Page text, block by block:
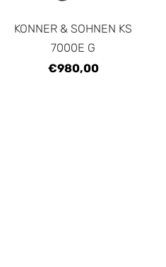
KONNER & SOHNEN KS
7000E G
€980,00